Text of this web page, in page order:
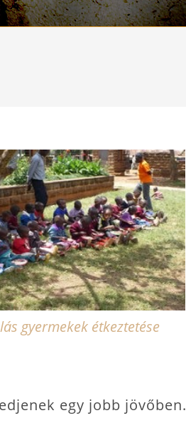
gyermekek étkeztetése
egy jobb jövőben.